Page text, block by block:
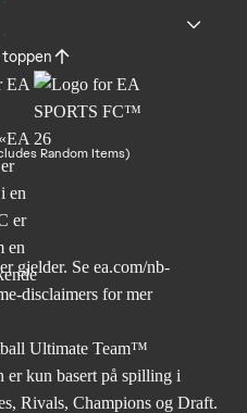
toppen
Random Items)
gjelder. Se ea.com/nb-
disclaimers for mer
Ultimate Team™
er kun basert på spilling i
Rivals, Champions og Draft.